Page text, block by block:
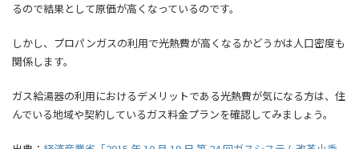
るので結果として原価が高くなっているのです。
しかし、プロパンガスの利用で光熱費が高くなるかどうかは人口密度も
関係します。
ガス給湯器の利用におけるデメリットである光熱費が気になる方は、住
んでいる地域や契約しているガス料金プランを確認してみましょう。